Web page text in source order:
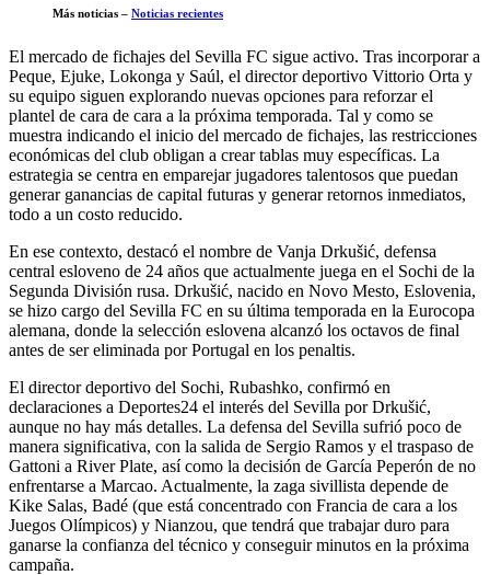
Más noticias – Noticias recientes
El mercado de fichajes del Sevilla FC sigue activo. Tras incorporar a
Peque, Ejuke, Lokonga y Saúl, el director deportivo Vittorio Orta y
su equipo siguen explorando nuevas opciones para reforzar el
plantel de cara de cara a la próxima temporada. Tal y como se
muestra indicando el inicio del mercado de fichajes, las restricciones
económicas del club obligan a crear tablas muy específicas. La
estrategia se centra en emparejar jugadores talentosos que puedan
generar ganancias de capital futuras y generar retornos inmediatos,
todo a un costo reducido.
En ese contexto, destacó el nombre de Vanja Drkušić, defensa
central esloveno de 24 años que actualmente juega en el Sochi de la
Segunda División rusa. Drkušić, nacido en Novo Mesto, Eslovenia,
se hizo cargo del Sevilla FC en su última temporada en la Eurocopa
alemana, donde la selección eslovena alcanzó los octavos de final
antes de ser eliminada por Portugal en los penaltis.
El director deportivo del Sochi, Rubashko, confirmó en
declaraciones a Deportes24 el interés del Sevilla por Drkušić,
aunque no hay más detalles. La defensa del Sevilla sufrió poco de
manera significativa, con la salida de Sergio Ramos y el traspaso de
Gattoni a River Plate, así como la decisión de García Peperón de no
enfrentarse a Marcao. Actualmente, la zaga sivillista depende de
Kike Salas, Badé (que está concentrado con Francia de cara a los
Juegos Olímpicos) y Nianzou, que tendrá que trabajar duro para
ganarse la confianza del técnico y conseguir minutos en la próxima
campaña.